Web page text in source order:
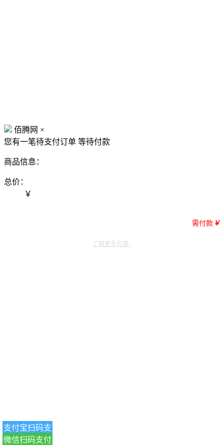
佰腾网 ×
您有一笔待支付订单 等待付款
商品信息：
总价：
￥
需付款 ￥
支付宝扫码支
付
微信扫码支付
了解更多优惠~